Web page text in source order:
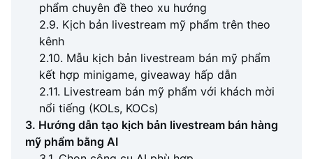
phẩm chuyên đề theo xu hướng
2.9. Kịch bản livestream mỹ phẩm trên theo
kênh
2.10. Mẫu kịch bản livestream bán mỹ phẩm
kết hợp minigame, giveaway hấp dẫn
2.11. Livestream bán mỹ phẩm với khách mời
nổi tiếng (KOLs, KOCs)
3. Hướng dẫn tạo kịch bản livestream bán hàng
mỹ phẩm bằng AI